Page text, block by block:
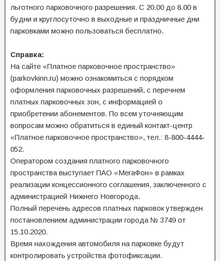
льготного парковочного разрешения. С 20.00 до 8.00 в
будни и круглосуточно в выходные и праздничные дни
парковками можно пользоваться бесплатно.
Справка:
На сайте «Платное парковочное пространство»
(parkovkinn.ru) можно ознакомиться с порядком
оформления парковочных разрешений, с перечнем
платных парковочных зон, с информацией о
приобретении абонементов. По всем уточняющим
вопросам можно обратиться в единый контакт-центр
«Платное парковочное пространство», тел.: 8-800-4444-
052.
Оператором создания платного парковочного
пространства выступает ПАО «МегаФон» в рамках
реализации концессионного соглашения, заключенного с
администрацией Нижнего Новгорода.
Полный перечень адресов платных парковок утвержден
постановлением администрации города № 3749 от
15.10.2020.
Время нахождения автомобиля на парковке будут
контролировать устройства фотофиксации.